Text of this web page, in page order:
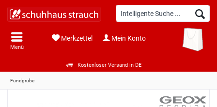
Kostenloser Versand in DE
Menü
Merkzettel Mein Konto
Fundgrube